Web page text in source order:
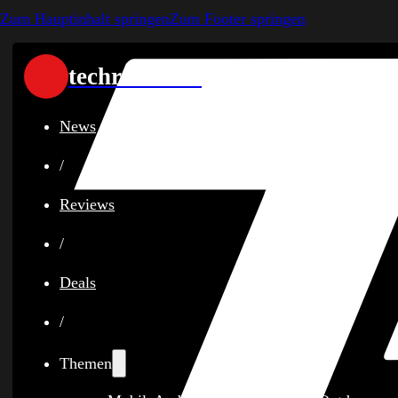
Zum Hauptinhalt springenZum Footer springen
techreviewer
News
/
Reviews
/
Deals
/
Themen